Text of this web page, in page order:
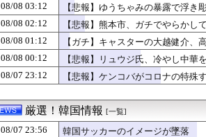
研究者「株式投資にハマる若者はギャンブルに
人気配信者さん、加藤純一さんのファンに「
韓国裁判所、「慰安婦を侮辱」したユーチュー
【京都】高さ4.3メートルのコンクリート貯蔵機
【「軽」EV】スズキ、欧州輸出 日本の独自規
中国メディア 日本が中国へのフォトレジスト
デニー支援の小沢一郎氏（一般人）、辺野古沖
経済崩壊の中国・広東省の工場にて経営者が従
【悲報】カズレーザー、車の任意保険にブチギ
「日本は危険だ」と吹聴したのを真に受けた中
08/08 03:12
【悲報】ゆうちゃみの暴露で浮き
08/08 02:12
【悲報】熊本市、ガチでやらかし
08/08 01:12
【ガチ】キャスターの大越健介、
08/08 00:12
【悲報】リュウジ氏、冷やし中華
08/07 23:12
【悲報】ケンコバがコロナの特
厳選！韓国情報 [一覧]
08/07 23:56
韓国サッカーのイメージが墜落